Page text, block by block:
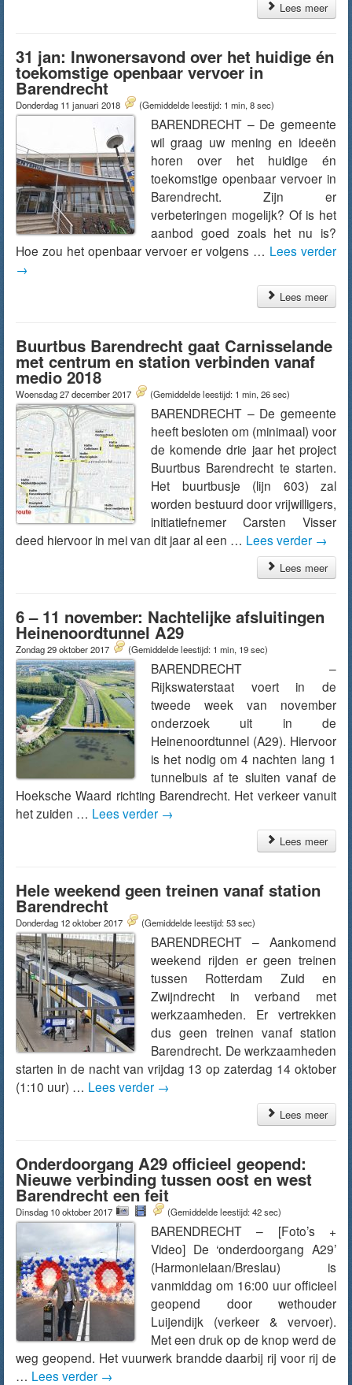
Lees meer
31 jan: Inwonersavond over het huidige én
toekomstige openbaar vervoer in
Barendrecht
Donderdag 11 januari 2018 (Gemiddelde leestijd: 1 min, 8 sec)
BARENDRECHT – De gemeente
wil graag uw mening en ideeën
horen over het huidige én
toekomstige openbaar vervoer in
Barendrecht. Zijn er
verbeteringen mogelijk? Of is het
aanbod goed zoals het nu is?
Hoe zou het openbaar vervoer er volgens … Lees verder
→
Lees meer
Buurtbus Barendrecht gaat Carnisselande
met centrum en station verbinden vanaf
medio 2018
Woensdag 27 december 2017 (Gemiddelde leestijd: 1 min, 26 sec)
BARENDRECHT – De gemeente
heeft besloten om (minimaal) voor
de komende drie jaar het project
Buurtbus Barendrecht te starten.
Het buurtbusje (lijn 603) zal
worden bestuurd door vrijwilligers,
initiatiefnemer Carsten Visser
deed hiervoor in mei van dit jaar al een … Lees verder →
Lees meer
6 – 11 november: Nachtelijke afsluitingen
Heinenoordtunnel A29
Zondag 29 oktober 2017 (Gemiddelde leestijd: 1 min, 19 sec)
BARENDRECHT –
Rijkswaterstaat voert in de
tweede week van november
onderzoek uit in de
Heinenoordtunnel (A29). Hiervoor
is het nodig om 4 nachten lang 1
tunnelbuis af te sluiten vanaf de
Hoeksche Waard richting Barendrecht. Het verkeer vanuit
het zuiden … Lees verder →
Lees meer
Hele weekend geen treinen vanaf station
Barendrecht
Donderdag 12 oktober 2017 (Gemiddelde leestijd: 53 sec)
BARENDRECHT – Aankomend
weekend rijden er geen treinen
tussen Rotterdam Zuid en
Zwijndrecht in verband met
werkzaamheden. Er vertrekken
dus geen treinen vanaf station
Barendrecht. De werkzaamheden
starten in de nacht van vrijdag 13 op zaterdag 14 oktober
(1:10 uur) … Lees verder →
Lees meer
Onderdoorgang A29 officieel geopend:
Nieuwe verbinding tussen oost en west
Barendrecht een feit
Dinsdag 10 oktober 2017 (Gemiddelde leestijd: 42 sec)
BARENDRECHT – [Foto’s +
Video] De ‘onderdoorgang A29’
(Harmonielaan/Breslau) is
vanmiddag om 16:00 uur officieel
geopend door wethouder
Luijendijk (verkeer & vervoer).
Met een druk op de knop werd de
weg geopend. Het vuurwerk brandde daarbij rij voor rij de
… Lees verder →